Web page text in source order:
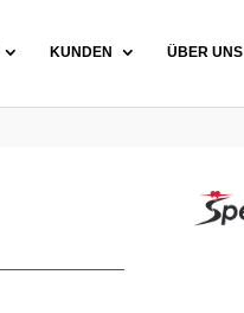
KUNDEN ÜBER UNS